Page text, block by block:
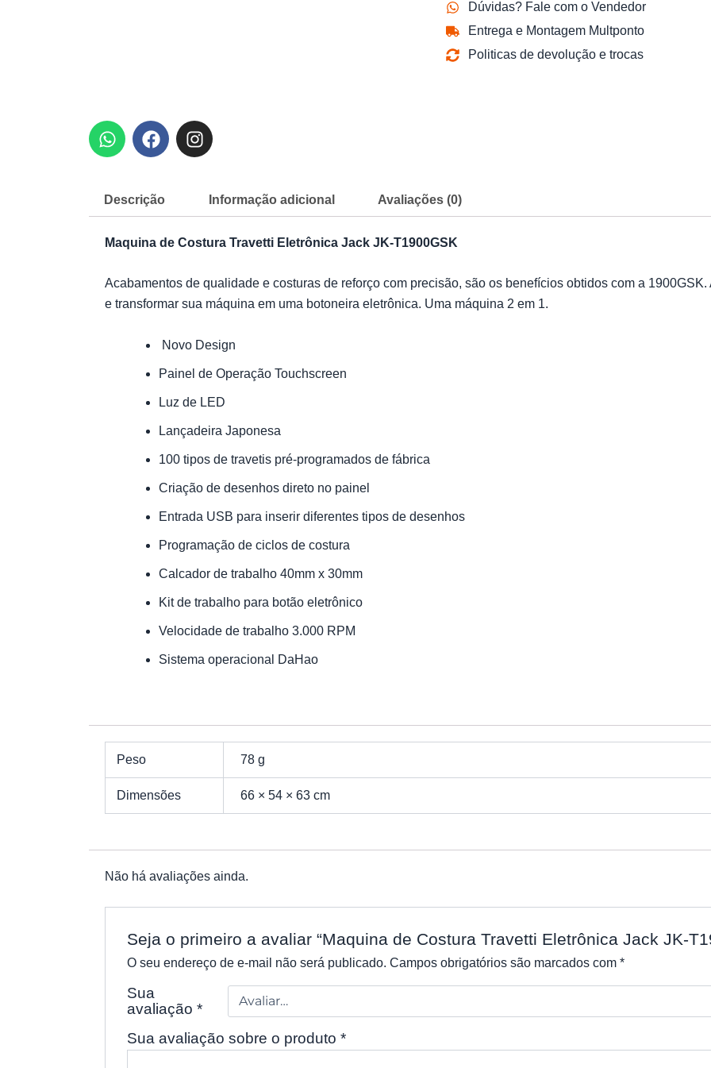
Dúvidas? Fale com o Vendedor
Entrega e Montagem Multponto
Politicas de devolução e trocas
W
h
s
a
p
F
a
b
o
o
I
n
g
r
Descrição Informação adicional Avaliações (0)
Maquina de Costura Travetti Eletrônica Jack JK-T1900GSK
Acabamentos de qualidade e costuras de reforço com precisão, são os benefícios obtidos com a
e transformar sua máquina em uma botoneira eletrônica. Uma máquina 2 em 1.
Novo Design
Painel de Operação Touchscreen
Luz de LED
Lançadeira Japonesa
100 tipos de travetis pré-programados de fábrica
Criação de desenhos direto no painel
Entrada USB para inserir diferentes tipos de desenhos
Programação de ciclos de costura
Calcador de trabalho 40mm x 30mm
Kit de trabalho para botão eletrônico
Velocidade de trabalho 3.000 RPM
Sistema operacional DaHao
Peso 78 g
Dimensões 66 × 54 × 63 cm
Não há avaliações ainda.
Seja o primeiro a avaliar “Maquina de Costura Travetti Eletrônica Jack JK-
O seu endereço de e-mail não será publicado. Campos obrigatórios são marcados com *
Sua
avaliação *
Sua avaliação sobre o produto *